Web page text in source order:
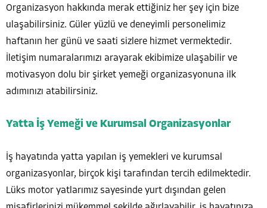
Organizasyon hakkında merak ettiğiniz her şey için bize
ulaşabilirsiniz. Güler yüzlü ve deneyimli personelimiz
haftanın her günü ve saati sizlere hizmet vermektedir.
İletişim numaralarımızı arayarak ekibimize ulaşabilir ve
motivasyon dolu bir şirket yemeği organizasyonuna ilk
adımınızı atabilirsiniz.
Yatta İş Yemeği ve Kurumsal Organizasyonlar
İş hayatında yatta yapılan iş yemekleri ve kurumsal
organizasyonlar, birçok kişi tarafından tercih edilmektedir.
Lüks motor yatlarımız sayesinde yurt dışından gelen